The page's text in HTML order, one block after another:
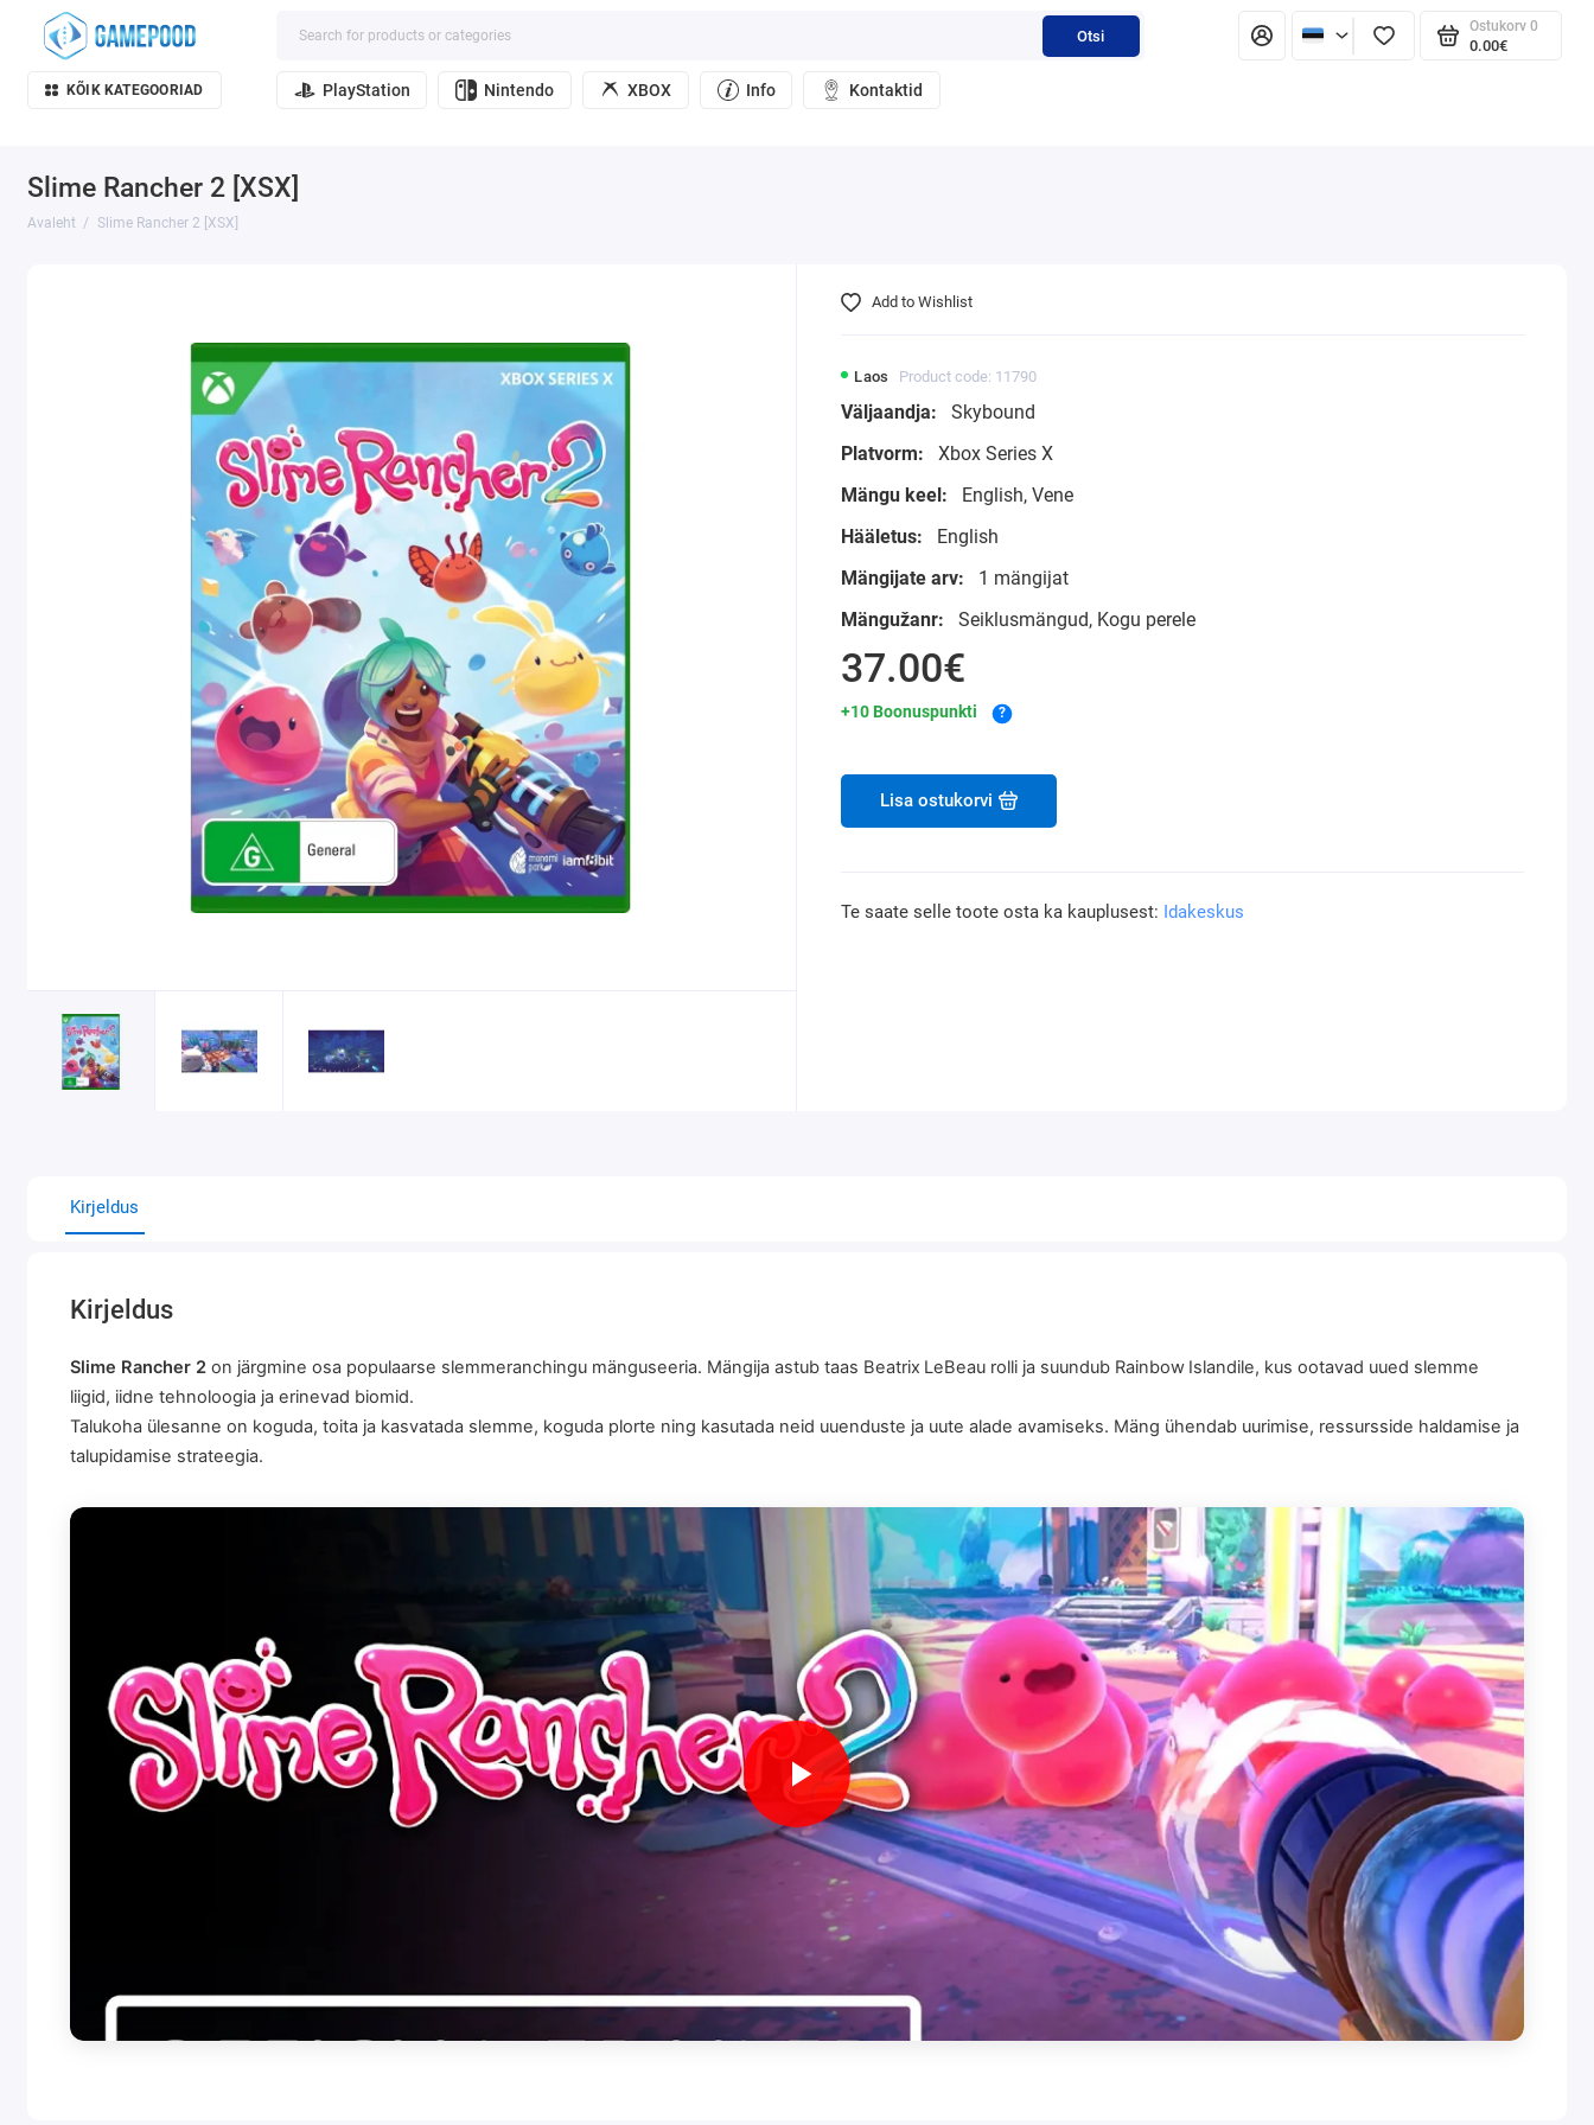
Otsi
Ostukorv 0
0.00€
KÕIK KATEGOORIAD PlayStation Nintendo XBOX Info Kontaktid
Slime Rancher 2 [XSX]
Avaleht Slime Rancher 2 [XSX]
Laos Product code: 11790
Väljaandja:
Skybound
Platvorm:
Xbox Series X
Mängu keel:
English, Vene
Hääletus:
English
Mängijate arv:
1 mängijat
Mängužanr:
Seiklusmängud, Kogu perele
37.00€
+10 Boonuspunkti ?
Lisa ostukorvi
Add to Wishlist
Te saate selle toote osta ka kauplusest: Idakeskus
Kirjeldus
Kirjeldus
Slime Rancher 2 on järgmine osa populaarse slemmeranchingu mänguseeria. Mängija astub taas Beatrix LeBeau rolli ja suundub Rainbow Islandile, kus ootavad uued slemme
liigid, iidne tehnoloogia ja erinevad biomid.
Talukoha ülesanne on koguda, toita ja kasvatada slemme, koguda plorte ning kasutada neid uuenduste ja uute alade avamiseks. Mäng ühendab uurimise, ressursside haldamise ja
talupidamise strateegia.